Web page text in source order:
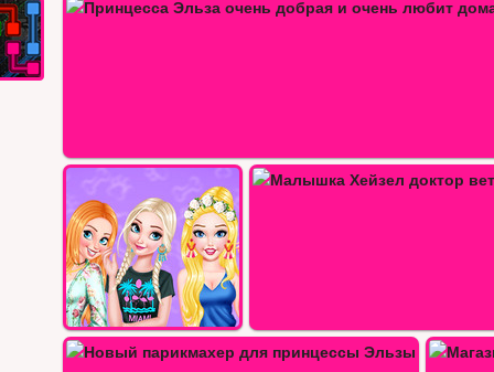
Новый телефон для
Хейзел доктор ветеринар Лучшая клиника для питомцев
Магазин сладостей ручной работы…